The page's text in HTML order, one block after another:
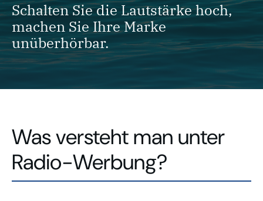
Schalten Sie die Lautstärke hoch,
machen Sie Ihre Marke
unüberhörbar.
Was versteht man unter
Radio-Werbung?